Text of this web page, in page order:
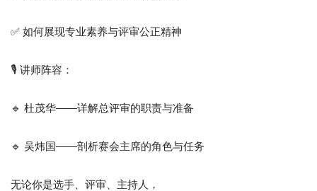
✅ 如何展现专业素养与评审公正精神
🎙️ 讲师阵容：
🔹 杜茂华——详解总评审的职责与准备
🔹 吴炜国——剖析赛会主席的角色与任务
无论你是选手、评审、主持人，